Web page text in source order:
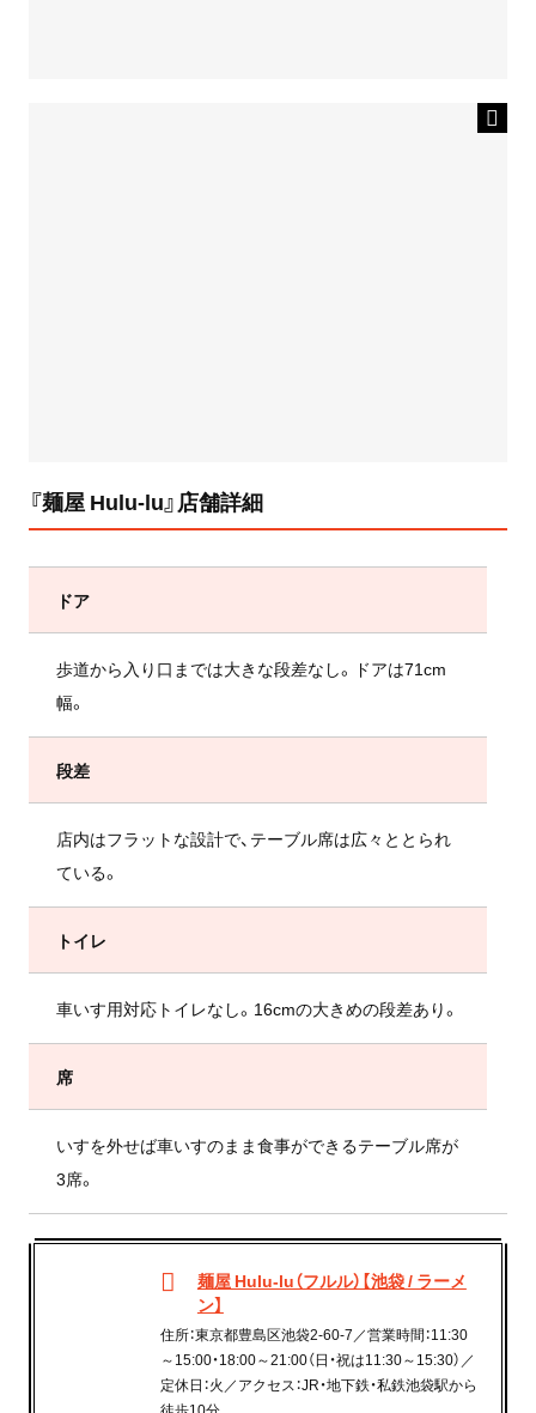
『麺屋 Hulu-lu』店舗詳細
ドア
歩道から入り口までは大きな段差なし。ドアは71cm
幅。
段差
店内はフラットな設計で、テーブル席は広々ととられ
ている。
トイレ
車いす用対応トイレなし。16cmの大きめの段差あり。
席
いすを外せば車いすのまま食事ができるテーブル席が
3席。
麺屋 Hulu-lu（フルル）【池袋 / ラーメ
ン】
住所：東京都豊島区池袋2-60-7／営業時間：11:30
～15:00・18:00～21:00（日・祝は11:30～15:30）／
定休日：火／アクセス：JR・地下鉄・私鉄池袋駅から